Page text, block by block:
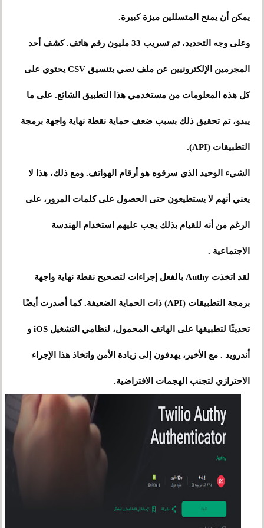
يمكن أن يمنح المتسللين ميزة كبيرة.
وعلى وجه التحديد، تم تسريب 33 مليون رقم هاتف. كشف أحد
المجرمين الإلكترونيين عن ملف نصي بتنسيق CSV يحتوي على
كل هذه المعلومات من مستخدمي هذا التطبيق الشائع. على ما
يبدو، تم تحقيق ذلك بسبب ضعف حماية نقطة نهاية واجهة برمجة
التطبيقات (API).
الشيء الوحيد الذي سرقوه هو أرقام الهواتف. ومع ذلك، هذا لا
يعني أنهم لا يستطيعون حتى الحصول على كلمات المرور، على
الرغم من أنه للقيام بذلك يجب عليهم استخدام الهندسة
الاجتماعية .
لقد اتخذت Authy بالفعل إجراءات لتصحيح نقطة نهاية واجهة
برمجة التطبيقات (API) ذات الحماية الضعيفة. كما أصدرت أيضًا
تحديثًا لتطبيقها على الهاتف المحمول، لنظامي التشغيل iOS و
أندرويد . مع الأخير، يهدفون إلى زيادة الأمن واتخاذ هذا الإجراء
الاحترازي لتجنب الهجمات الافتراضية.